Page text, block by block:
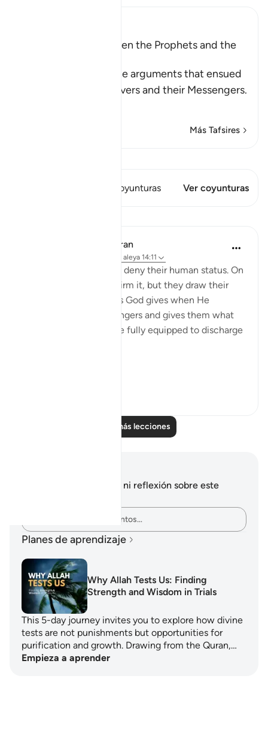
The Argument between the Prophets and the
Allah narrates to us the arguments that ensued
between the disbelievers and their Messengers.
Más Tafsires
Este versículo tiene 1 Coyunturas Ver coyunturas
In the Shade of the Quran
aleya 14:11
The messengers do not deny their human status. On
the contrary, they confirm it, but they draw their
attention to the favours God gives when He
chooses human messengers and gives them what
they need in order to be fully equipped to discharge
Leer más lecciones
No tienes ninguna nota ni reflexión sobre este
Plasma tus pensamientos…
Planes de aprendizaje
Why Allah Tests Us: Finding
Strength and Wisdom in Trials
This 5-day journey invites you to explore how divine
tests are not punishments but opportunities for
purification and growth. Drawing from the Quran,…
Empieza a aprender